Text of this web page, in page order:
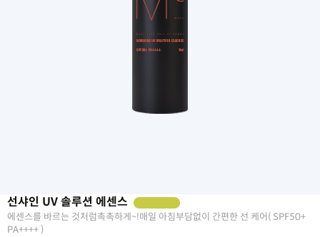
선샤인 UV 솔루션 에센스
에센스를 바르는 것처럼촉촉하게~!매일 아침부담없이 간편한 선 케어( SPF50+
PA++++ )